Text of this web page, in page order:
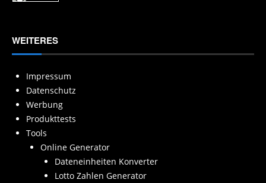
WEITERES
Impressum
Datenschutz
Werbung
Produkttests
Tools
Online Generator
Dateneinheiten Konverter
Lotto Zahlen Generator